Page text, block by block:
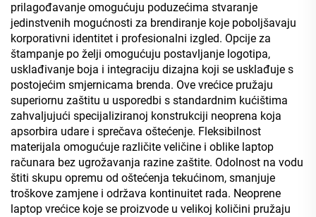
prilagođavanje omogućuju poduzećima stvaranje
jedinstvenih mogućnosti za brendiranje koje poboljšavaju
korporativni identitet i profesionalni izgled. Opcije za
štampanje po želji omogućuju postavljanje logotipa,
usklađivanje boja i integraciju dizajna koji se usklađuje s
postojećim smjernicama brenda. Ove vrećice pružaju
superiornu zaštitu u usporedbi s standardnim kućištima
zahvaljujući specijaliziranoj konstrukciji neoprena koja
apsorbira udare i sprečava oštećenje. Fleksibilnost
materijala omogućuje različite veličine i oblike laptop
računara bez ugrožavanja razine zaštite. Odolnost na vodu
štiti skupu opremu od oštećenja tekućinom, smanjuje
troškove zamjene i održava kontinuitet rada. Neoprene
laptop vrećice koje se proizvode u velikoj količini pružaju